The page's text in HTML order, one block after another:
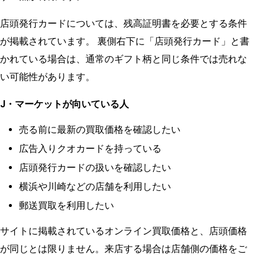
店頭発行カードについては、残高証明書を必要とする条件
が掲載されています。 裏側右下に「店頭発行カード」と書
かれている場合は、通常のギフト柄と同じ条件では売れな
い可能性があります。
J・マーケットが向いている人
売る前に最新の買取価格を確認したい
広告入りクオカードを持っている
店頭発行カードの扱いを確認したい
横浜や川崎などの店舗を利用したい
郵送買取を利用したい
サイトに掲載されているオンライン買取価格と、店頭価格
が同じとは限りません。来店する場合は店舗側の価格をご